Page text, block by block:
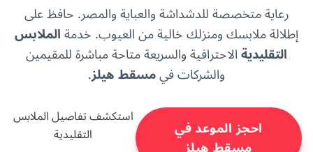
رعاية متخصصة للدشداشة والعباية والمصر. حافظ على
إطلالة ملابسك ومنزلك خالية من العيوب. خدمةالملابس
التقليديةالاحترافية والسريعة متاحة مباشرة للمقيمين
والشركات فيمسقط هيلز.
احجز الموعد في استكشف تفاصيل الملابس
التقليدية